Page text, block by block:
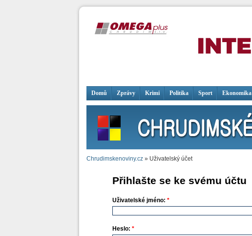
Domů Zprávy Krimi Politika Sport Ekonomika
Chrudimskenoviny.cz » Uživatelský účet
Přihlašte se ke svému účtu
Uživatelské jméno: *
Heslo: *